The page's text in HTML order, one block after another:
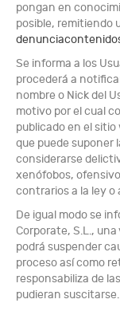
pongan en
posible, remitiendo
Se informa a los
procederá a
nombre o Nick del
motivo por el cual
publicado en el sitio
que puede suponer
considerarse
xenófobos,
contrarios a la ley o
De igual modo se
Corporate, S.L.,
podrá suspender
proceso así como
responsabiliza de
pudieran suscitarse.